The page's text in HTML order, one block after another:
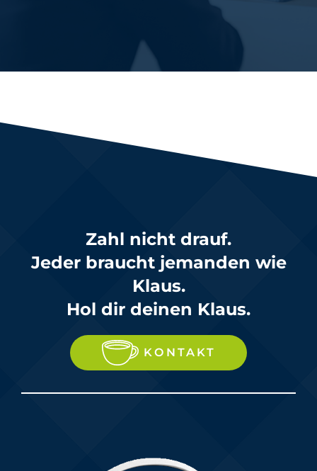
Zahl nicht drauf.
Jeder braucht jemanden wie
Klaus.
Hol dir deinen Klaus.
KONTAKT